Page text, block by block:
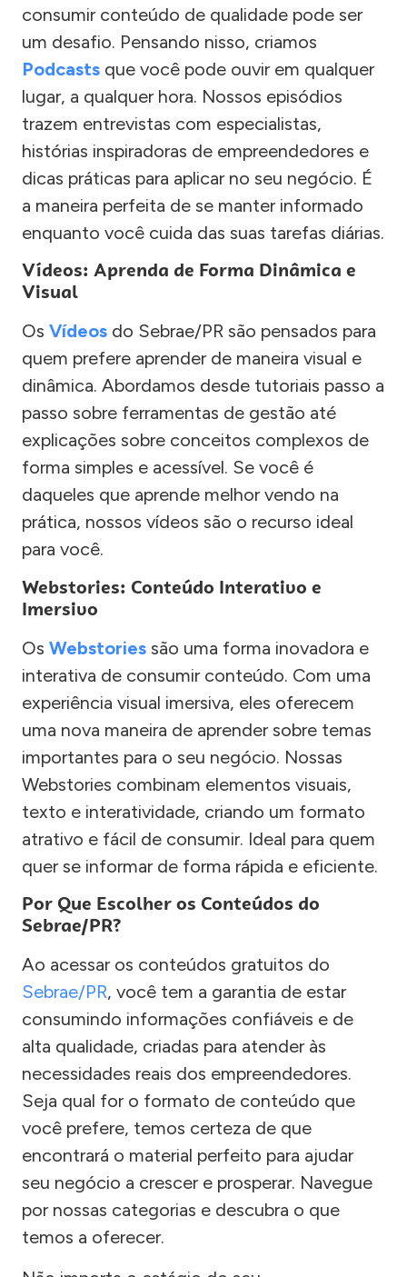
consumir conteúdo de qualidade pode ser
um desafio. Pensando nisso, criamos
Podcasts que você pode ouvir em qualquer
lugar, a qualquer hora. Nossos episódios
trazem entrevistas com especialistas,
histórias inspiradoras de empreendedores e
dicas práticas para aplicar no seu negócio. É
a maneira perfeita de se manter informado
enquanto você cuida das suas tarefas diárias.
Vídeos: Aprenda de Forma Dinâmica e
Visual
Os Vídeos do Sebrae/PR são pensados para
quem prefere aprender de maneira visual e
dinâmica. Abordamos desde tutoriais passo a
passo sobre ferramentas de gestão até
explicações sobre conceitos complexos de
forma simples e acessível. Se você é
daqueles que aprende melhor vendo na
prática, nossos vídeos são o recurso ideal
para você.
Webstories: Conteúdo Interativo e
Imersivo
Os Webstories são uma forma inovadora e
interativa de consumir conteúdo. Com uma
experiência visual imersiva, eles oferecem
uma nova maneira de aprender sobre temas
importantes para o seu negócio. Nossas
Webstories combinam elementos visuais,
texto e interatividade, criando um formato
atrativo e fácil de consumir. Ideal para quem
quer se informar de forma rápida e eficiente.
Por Que Escolher os Conteúdos do
Sebrae/PR?
Ao acessar os conteúdos gratuitos do
Sebrae/PR, você tem a garantia de estar
consumindo informações confiáveis e de
alta qualidade, criadas para atender às
necessidades reais dos empreendedores.
Seja qual for o formato de conteúdo que
você prefere, temos certeza de que
encontrará o material perfeito para ajudar
seu negócio a crescer e prosperar. Navegue
por nossas categorias e descubra o que
temos a oferecer.